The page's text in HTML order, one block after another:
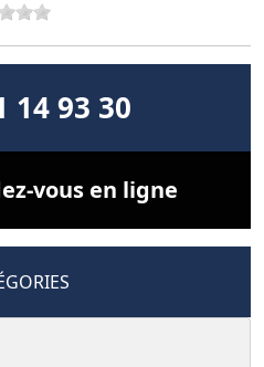
93 30
vous en ligne